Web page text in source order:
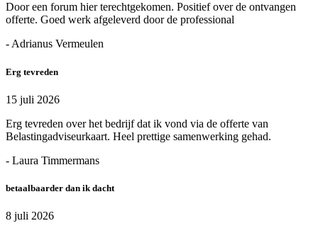
Door een forum hier terechtgekomen. Positief over de ontvangen
offerte. Goed werk afgeleverd door de professional
- Adrianus Vermeulen
Erg tevreden
15 juli 2026
Erg tevreden over het bedrijf dat ik vond via de offerte van
Belastingadviseurkaart. Heel prettige samenwerking gehad.
- Laura Timmermans
betaalbaarder dan ik dacht
8 juli 2026